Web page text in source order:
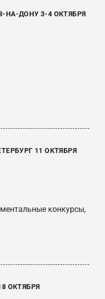
НА-ДОНУ 3-4 ОКТЯБРЯ
11 ОКТЯБРЯ
конкурсы,
ОКТЯБРЯ